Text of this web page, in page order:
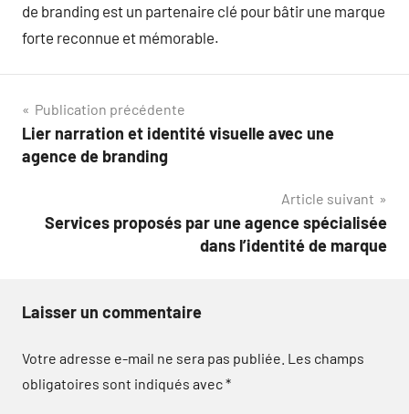
de branding est un partenaire clé pour bâtir une marque
forte reconnue et mémorable.
Navigation
de
Publication précédente
Lier narration et identité visuelle avec une
agence de branding
Article suivant
Services proposés par une agence spécialisée
dans l’identité de marque
Laisser un commentaire
Votre adresse e-mail ne sera pas publiée. Les champs
obligatoires sont indiqués avec*